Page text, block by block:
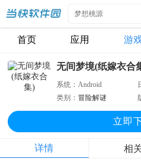
首页 应用 游
无间梦境(纸嫁衣合
系统：Android
类别： 冒险解谜
立即
详情 相